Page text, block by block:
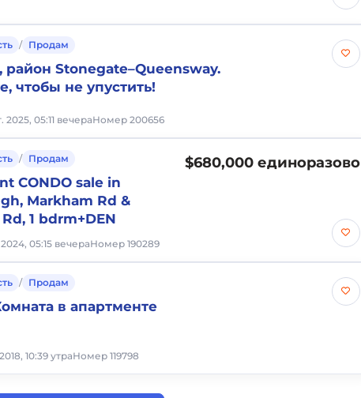
/ Продам
район Stonegate–Queensway.
чтобы не упустить!
2025, 05:11 вечераНомер 200656
/ Продам
CONDO sale in
Markham Rd &
1 bdrm+DEN
05:15 вечераНомер 190289
$680,000 единоразово
/ Продам
в апартменте
10:39 утраНомер 119798